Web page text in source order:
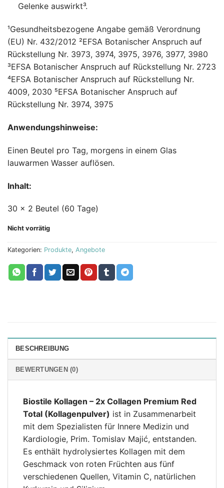
Gelenke auswirkt³.
¹Gesundheitsbezogene Angabe gemäß Verordnung
(EU) Nr. 432/2012 ²EFSA Botanischer Anspruch auf
Rückstellung Nr. 3973, 3974, 3975, 3976, 3977, 3980
³EFSA Botanischer Anspruch auf Rückstellung Nr. 2723
⁴EFSA Botanischer Anspruch auf Rückstellung Nr.
4009, 2030 ⁵EFSA Botanischer Anspruch auf
Rückstellung Nr. 3974, 3975
Anwendungshinweise:
Einen Beutel pro Tag, morgens in einem Glas
lauwarmen Wasser auflösen.
Inhalt:
30 x 2 Beutel (60 Tage)
Nicht vorrätig
Kategorien: Produkte, Angebote
BESCHREIBUNG
BEWERTUNGEN (0)
Biostile Kollagen – 2x Collagen Premium Red
Total (Kollagenpulver) ist in Zusammenarbeit
mit dem Spezialisten für Innere Medizin und
Kardiologie, Prim. Tomislav Majić, entstanden.
Es enthält hydrolysiertes Kollagen mit dem
Geschmack von roten Früchten aus fünf
verschiedenen Quellen, Vitamin C, natürlichen